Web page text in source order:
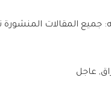
جميع المقالات
عاجل